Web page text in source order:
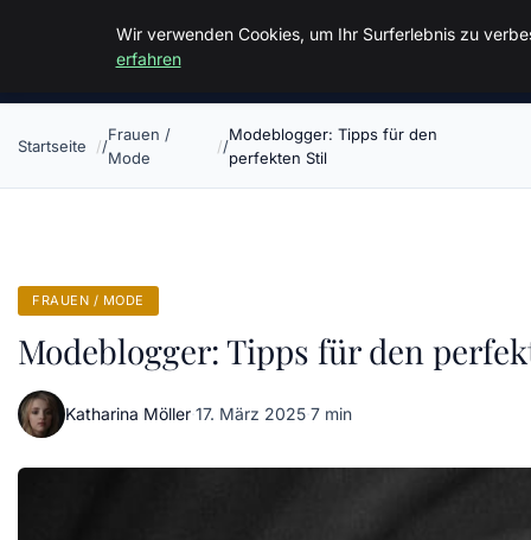
Malzminden
Startseite
Frauen /
Mode
Modeblogger: Tipps für den
perfekten Stil
FRAUEN / MODE
Modeblogger: Tipps für den
Katharina Möller·17. März 2025·7 min
Wir verwenden Cookies, um Ihr Surferlebnis zu
erfahren